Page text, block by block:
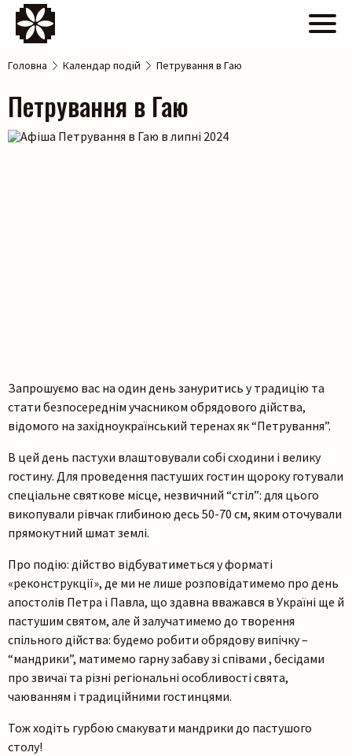
Головна Календар подій Петрування в Гаю
Петрування в Гаю
Запрошуємо вас на один день зануритись у традицію та
стати безпосереднім учасником обрядового дійства,
відомого на західноукраїнський теренах як “Петрування”.
В цей день пастухи влаштовували собі сходини і велику
гостину. Для проведення пастуших гостин щороку готували
спеціальне святкове місце, незвичний “стіл”: для цього
викопували рівчак глибиною десь 50-70 см, яким оточували
прямокутний шмат землі.
Про подію: дійство відбуватиметься у форматі
«реконструкції», де ми не лише розповідатимемо про день
апостолів Петра і Павла, що здавна вважався в Україні ще й
пастушим святом, але й залучатимемо до творення
спільного дійства: будемо робити обрядову випічку –
“мандрики”, матимемо гарну забаву зі співами , бесідами
про звичаї та різні регіональні особливості свята,
чаюванням і традиційними гостинцями.
Тож ходіть гурбою смакувати мандрики до пастушого
столу!